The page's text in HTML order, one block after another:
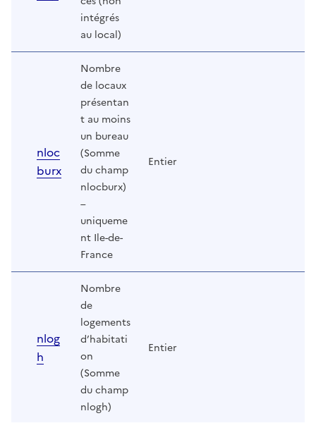
intégrés
au local)
nloc
burx
Nombre
de locaux
présentan
t au moins
un bureau
(Somme
du champ
nlocburx)
–
uniqueme
nt Ile-de-
France
Entier
nlog
h
Nombre
de
logements
d’habitati
on
(Somme
du champ
nlogh)
Entier